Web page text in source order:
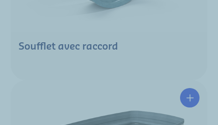
Soufflet avec raccord